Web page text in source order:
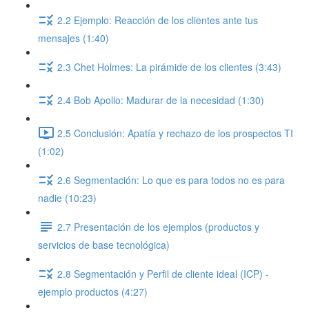
2.2 Ejemplo: Reacción de los clientes ante tus
mensajes (1:40)
2.3 Chet Holmes: La pirámide de los clientes (3:43)
2.4 Bob Apollo: Madurar de la necesidad (1:30)
2.5 Conclusión: Apatía y rechazo de los prospectos TI
(1:02)
2.6 Segmentación: Lo que es para todos no es para
nadie (10:23)
2.7 Presentación de los ejemplos (productos y
servicios de base tecnológica)
2.8 Segmentación y Perfil de cliente ideal (ICP) -
ejemplo productos (4:27)